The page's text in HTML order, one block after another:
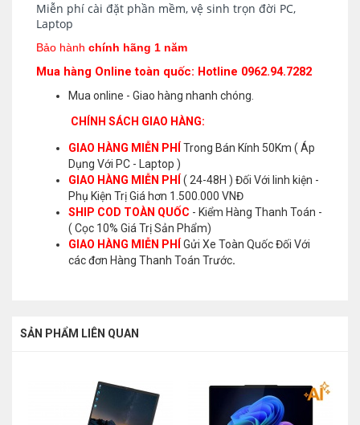
Miễn phí cài đặt phần mềm, vệ sinh trọn đời PC,
Laptop
Bảo hành chính hãng 1 năm
Mua hàng Online toàn quốc: Hotline 0962.94.7282
Mua online - Giao hàng nhanh chóng.
CHÍNH SÁCH GIAO HÀNG:
GIAO HÀNG MIỄN PHÍ
Trong Bán Kính 50Km ( Áp
Dụng Với PC - Laptop )
GIAO HÀNG MIỄN PHÍ
( 24-48H ) Đối Với linh kiện -
Phụ Kiện Trị Giá hơn 1.500.000 VNĐ
SHIP COD TOÀN QUỐC - Kiểm Hàng Thanh Toán -
( Cọc 10% Giá Trị Sản Phẩm)
GIAO HÀNG MIỄN PHÍ
Gửi Xe Toàn Quốc Đối Với
các đơn Hàng Thanh Toán Trước.
SẢN PHẨM LIÊN QUAN